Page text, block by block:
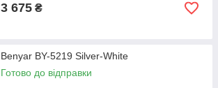
3 675 ₴
Benyar BY-5219 Silver-White
Готово до відправки